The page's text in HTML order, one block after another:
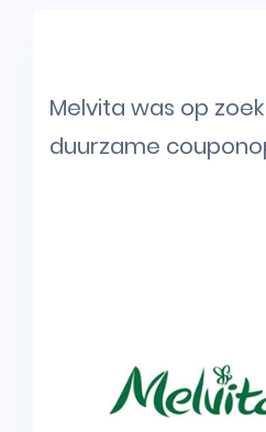
Melvita was op
duurzame